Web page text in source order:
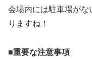
会場内には駐車場が
りますね！
■重要な注意事項